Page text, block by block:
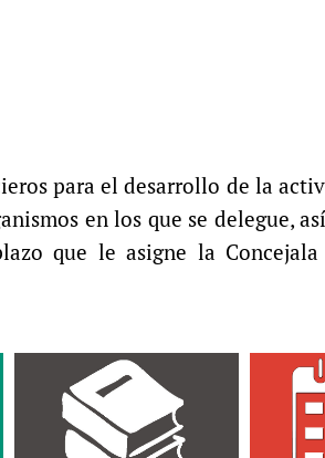
para el desarrollo de la
en los que se delegue,
que le asigne la